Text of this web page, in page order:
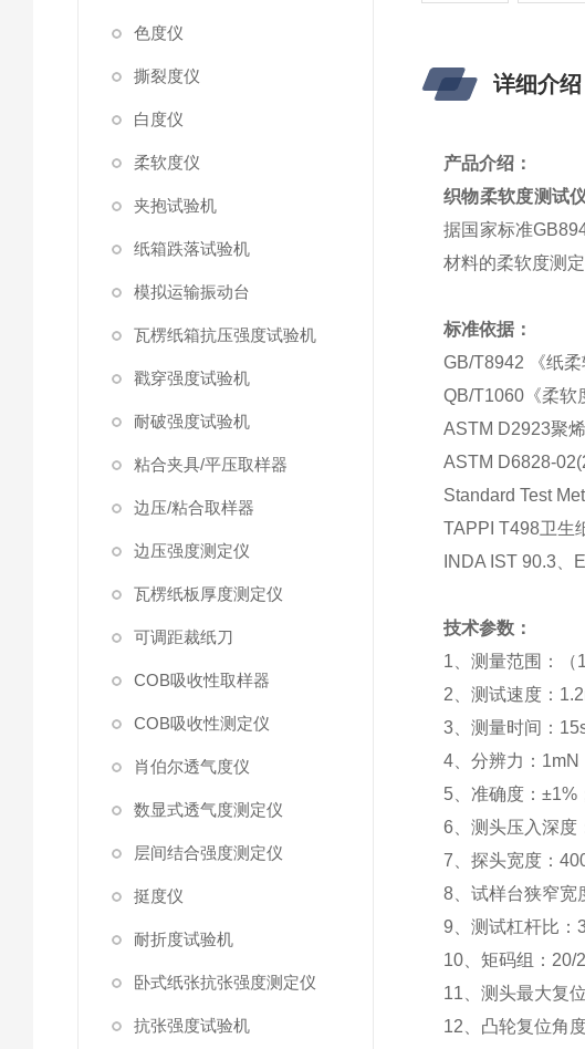
色度仪
撕裂度仪
白度仪
柔软度仪
夹抱试验机
纸箱跌落试验机
模拟运输振动台
瓦楞纸箱抗压强度试验机
戳穿强度试验机
耐破强度试验机
粘合夹具/平压取样器
边压/粘合取样器
边压强度测定仪
瓦楞纸板厚度测定仪
可调距裁纸刀
COB吸收性取样器
COB吸收性测定仪
肖伯尔透气度仪
数显式透气度测定仪
层间结合强度测定仪
挺度仪
耐折度试验机
卧式纸张抗张强度测定仪
抗张强度试验机
详细介绍
产品介绍：
织物柔软度测试
据国家标准
材料的柔软度测定
标准依据：
GB/T8942 《纸柔
QB/T1060《柔软
ASTM D2923聚
ASTM D6828-
Standard Test
TAPPI T498卫生
INDA IST 90.3、
技术参数：
1、测量范围：（
2、测试速度：
3、测量时间：
4、分辨力：1mN
5、准确度：±1%
6、测头压入深度
7、探头宽度：
8、试样台狭窄宽
9、测试杠杆比：
10、矩码组：20/
11、测头最大复
12、凸轮复位角